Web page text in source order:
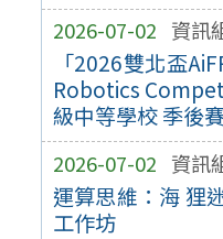
2026-07-02 資訊
「2026雙北盃
Robotics
級中等學校 季後
2026-07-02 資訊
運算思維：海 狸
工作坊